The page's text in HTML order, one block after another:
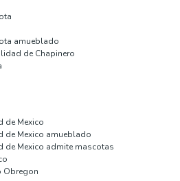
amueblado
de Chapinero
de Mexico
de Mexico amueblado
de Mexico admite mascotas
Obregon